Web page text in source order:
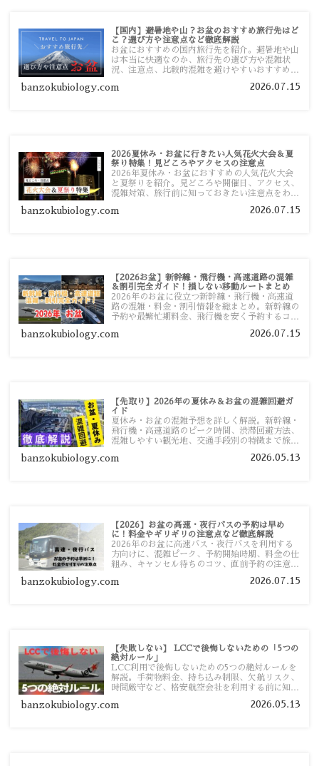
【国内】避暑地や山？お盆のおすすめ旅行先はど
こ？選び方や注意点など徹底解説
お盆におすすめの国内旅行先を紹介。避暑地や山
は本当に快適なのか、旅行先の選び方や混雑状
況、注意点、比較的混雑を避けやすいおすすめス
す。
banzokubiology.com 2026.07.15
2026夏休み・お盆に行きたい人気花火大会＆夏
祭り特集！見どころやアクセスの注意点
2026年夏休み・お盆におすすめの人気花火大会
と夏祭りを紹介。見どころや開催日、アクセス、
混雑対策、旅行前に知っておきたい注意点をわか
banzokubiology.com 2026.07.15
【2026お盆】新幹線・飛行機・高速道路の混雑
＆割引完全ガイド！損しない移動ルートまとめ
2026年のお盆に役立つ新幹線・飛行機・高速道
路の混雑・料金・割引情報を総まとめ。新幹線の
予約や最繁忙期料金、飛行機を安く予約するコ
い移動方法を分かりやすく解説します。
banzokubiology.com 2026.07.15
【先取り】2026年の夏休み＆お盆の混雑回避ガ
イド
夏休み・お盆の混雑予想を詳しく解説。新幹線・
飛行機・高速道路のピーク時間、渋滞回避方法、
混雑しやすい観光地、交通手段別の特徴まで旅行
banzokubiology.com 2026.05.13
【2026】お盆の高速・夜行バスの予約は早め
に！料金やギリギリの注意点など徹底解説
2026年のお盆に高速バス・夜行バスを利用する
方向けに、混雑ピーク、予約開始時期、料金の仕
組み、キャンセル待ちのコツ、直前予約の注意点
banzokubiology.com 2026.07.15
【失敗しない】 LCCで後悔しないための「5つの
絶対ルール」
LCC利用で後悔しないための5つの絶対ルールを
解説。手荷物料金、持ち込み制限、欠航リスク、
時間厳守など、格安航空会社を利用する前に知っ
す。
banzokubiology.com 2026.05.13